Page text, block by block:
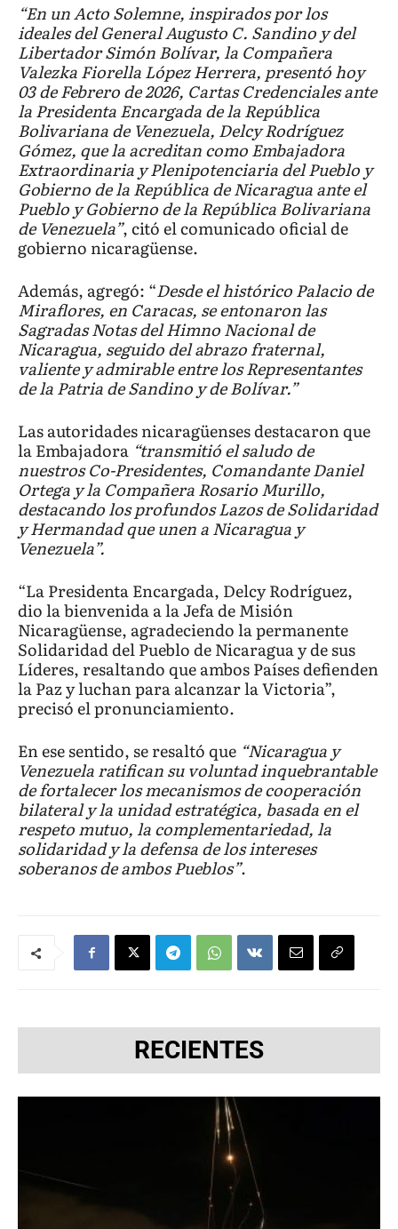
“En un Acto Solemne, inspirados por los
ideales del General Augusto C. Sandino y del
Libertador Simón Bolívar, la Compañera
Valezka Fiorella López Herrera, presentó hoy
03 de Febrero de 2026, Cartas Credenciales ante
la Presidenta Encargada de la República
Bolivariana de Venezuela, Delcy Rodríguez
Gómez, que la acreditan como Embajadora
Extraordinaria y Plenipotenciaria del Pueblo y
Gobierno de la República de Nicaragua ante el
Pueblo y Gobierno de la República Bolivariana
de Venezuela”, citó el comunicado oficial de
gobierno nicaragüense.
Además, agregó: “Desde el histórico Palacio de
Miraflores, en Caracas, se entonaron las
Sagradas Notas del Himno Nacional de
Nicaragua, seguido del abrazo fraternal,
valiente y admirable entre los Representantes
de la Patria de Sandino y de Bolívar.”
Las autoridades nicaragüenses destacaron que
la Embajadora “transmitió el saludo de
nuestros Co-Presidentes, Comandante Daniel
Ortega y la Compañera Rosario Murillo,
destacando los profundos Lazos de Solidaridad
y Hermandad que unen a Nicaragua y
Venezuela”.
“La Presidenta Encargada, Delcy Rodríguez,
dio la bienvenida a la Jefa de Misión
Nicaragüense, agradeciendo la permanente
Solidaridad del Pueblo de Nicaragua y de sus
Líderes, resaltando que ambos Países defienden
la Paz y luchan para alcanzar la Victoria”,
precisó el pronunciamiento.
En ese sentido, se resaltó que “Nicaragua y
Venezuela ratifican su voluntad inquebrantable
de fortalecer los mecanismos de cooperación
bilateral y la unidad estratégica, basada en el
respeto mutuo, la complementariedad, la
solidaridad y la defensa de los intereses
soberanos de ambos Pueblos”.
RECIENTES